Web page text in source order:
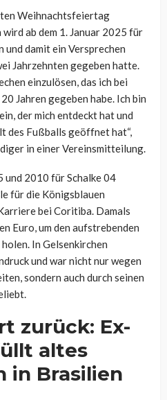
Weihnachtsfeiertag
ab dem 1. Januar 2025 für
damit ein Versprechen
Jahrzehnten gegeben hatte.
einzulösen, das ich bei
Jahren gegeben habe. Ich bin
der mich entdeckt hat und
des Fußballs geöffnet hat“,
in einer Vereinsmitteilung.
und 2010 für Schalke 04
für die Königsblauen
bei Coritiba. Damals
Euro, um den aufstrebenden
In Gelsenkirchen
und war nicht nur wegen
sondern auch durch seinen
zurück: Ex-
altes
in Brasilien